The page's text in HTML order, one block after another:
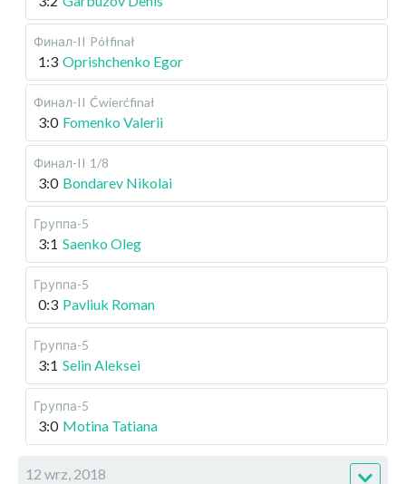
Финал-II Półfinał
1:3 Oprishchenko Egor
Финал-II Ćwierćfinał
3:0 Fomenko Valerii
Финал-II 1/8
3:0 Bondarev Nikolai
Группа-5
3:1 Saenko Oleg
Группа-5
0:3 Pavliuk Roman
Группа-5
3:1 Selin Aleksei
Группа-5
3:0 Motina Tatiana
12 wrz, 2018